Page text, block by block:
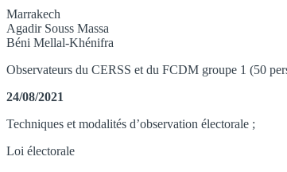
Marrakech
Agadir Souss Massa
Béni Mellal-Khénifra
Observateurs du CERSS et du FCDM groupe 1 (50
24/08/2021
Techniques et modalités d’observation électorale ;
Loi électorale